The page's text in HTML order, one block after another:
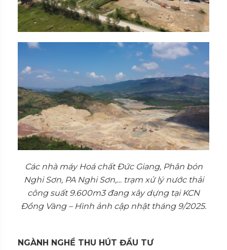
Các nhà máy Hoá chất Đức Giang, Phân bón
Nghi Sơn, PA Nghi Sơn,… trạm xử lý nước thải
công suất 9.600m3 đang xây dựng tại KCN
Đồng Vàng – Hình ảnh cập nhật tháng 9/2025.
NGÀNH NGHỀ THU HÚT ĐẦU TƯ